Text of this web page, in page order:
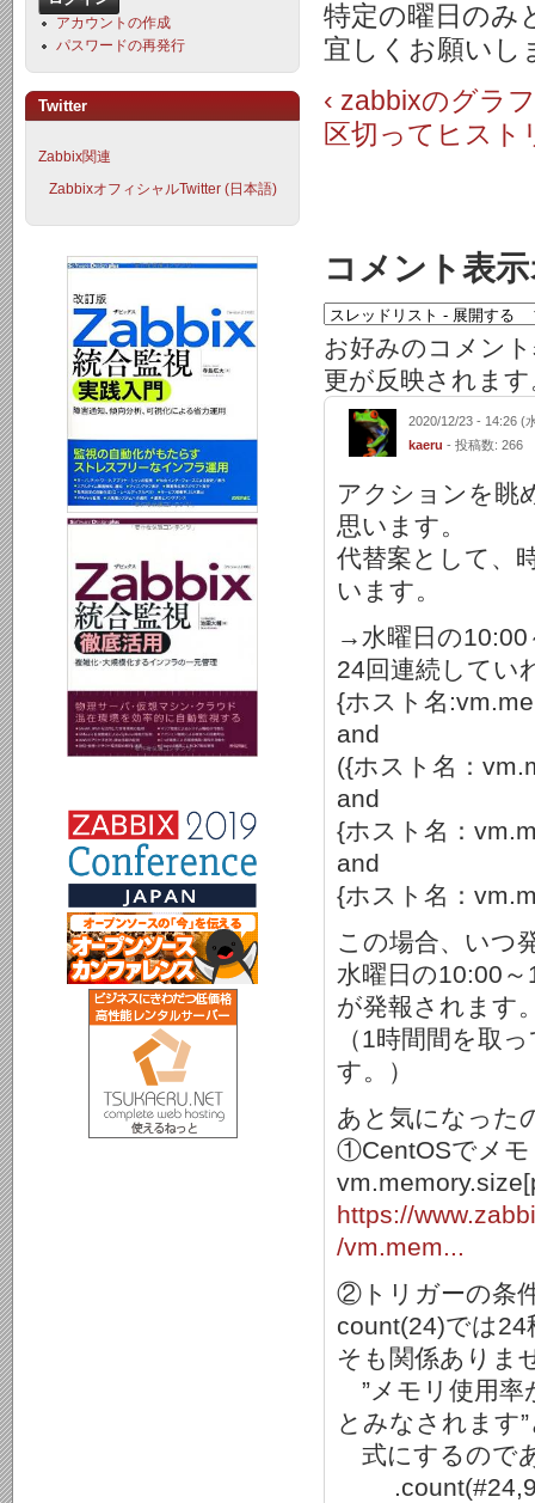
特定の曜日のみ
宜しくお願いし
‹ zabbixのグラ
区切ってヒスト
コメント表
お好みのコメン
更が反映されます
2020/12/23 - 14:26 (
kaeru - 投稿数: 266
アクションを眺
思います。
代替案として、
います。
→水曜日の10:00
24回連続してい
{ホスト名
and
({ホスト名：
and
{ホスト名：
and
{ホスト名：
この場合、いつ
水曜日の10:00
が発報されます
（1時間間を取
す。）
あと気になった
①CentOSでメモ
https://
/vm.mem...
②トリガーの条
count(24)では
そも関係ありま
”メモリ使用率
とみなされます
式にするので
アカウントの作成
パスワードの再発行
Twitter
Zabbix関連
ZabbixオフィシャルTwitter (日本語)